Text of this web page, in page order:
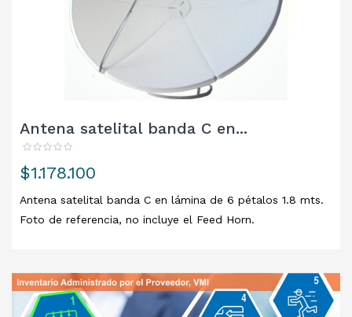
Antena satelital banda C en...
Precio
$1.178.100
Antena satelital banda C en lámina de 6 pétalos 1.8 mts.
Foto de referencia, no incluye el Feed Horn.
Referencia: